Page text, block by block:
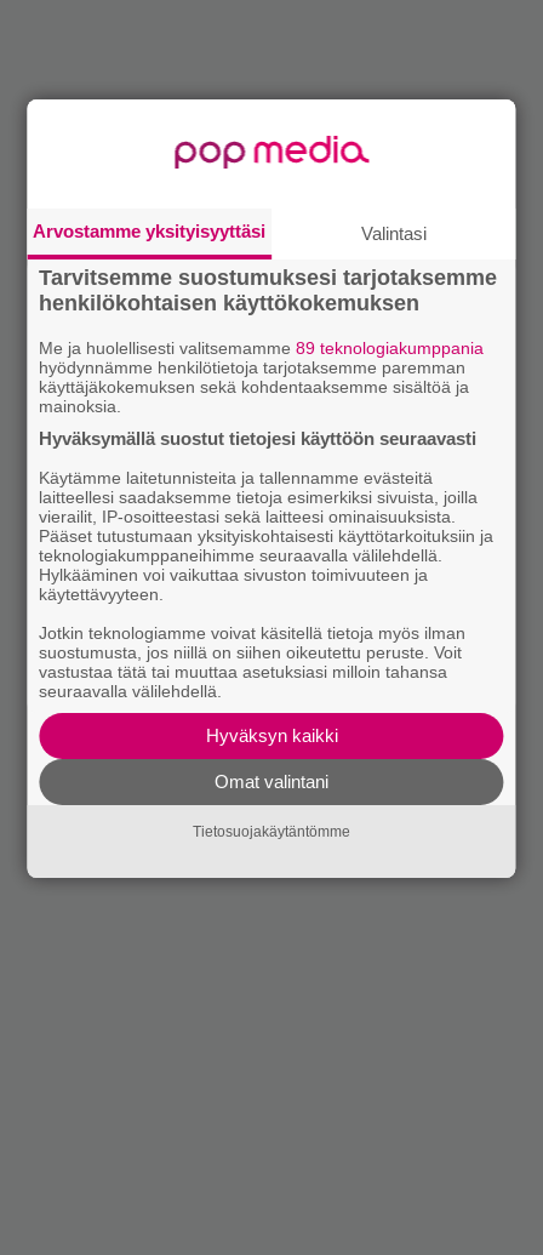
Arvostamme yksityisyyttäsi Valintasi
Tarvitsemme suostumuksesi tarjotaksemme
henkilökohtaisen käyttökokemuksen
Me ja huolellisesti valitsemamme89 teknologiakumppania
hyödynnämme henkilötietoja tarjotaksemme paremman
käyttäjäkokemuksen sekä kohdentaaksemme sisältöä ja
mainoksia.
Hyväksymällä suostut tietojesi käyttöön seuraavasti
Käytämme laitetunnisteita ja tallennamme evästeitä
laitteellesi saadaksemme tietoja esimerkiksi sivuista, joilla
vierailit, IP-osoitteestasi sekä laitteesi ominaisuuksista.
Pääset tutustumaan yksityiskohtaisesti käyttötarkoituksiin ja
teknologiakumppaneihimme seuraavalla välilehdellä.
Hylkääminen voi vaikuttaa sivuston toimivuuteen ja
käytettävyyteen.
Jotkin teknologiamme voivat käsitellä tietoja myös ilman
suostumusta, jos niillä on siihen oikeutettu peruste. Voit
vastustaa tätä tai muuttaa asetuksiasi milloin tahansa
seuraavalla välilehdellä.
Hyväksyn kaikki
Omat valintani
Tietosuojakäytäntömme